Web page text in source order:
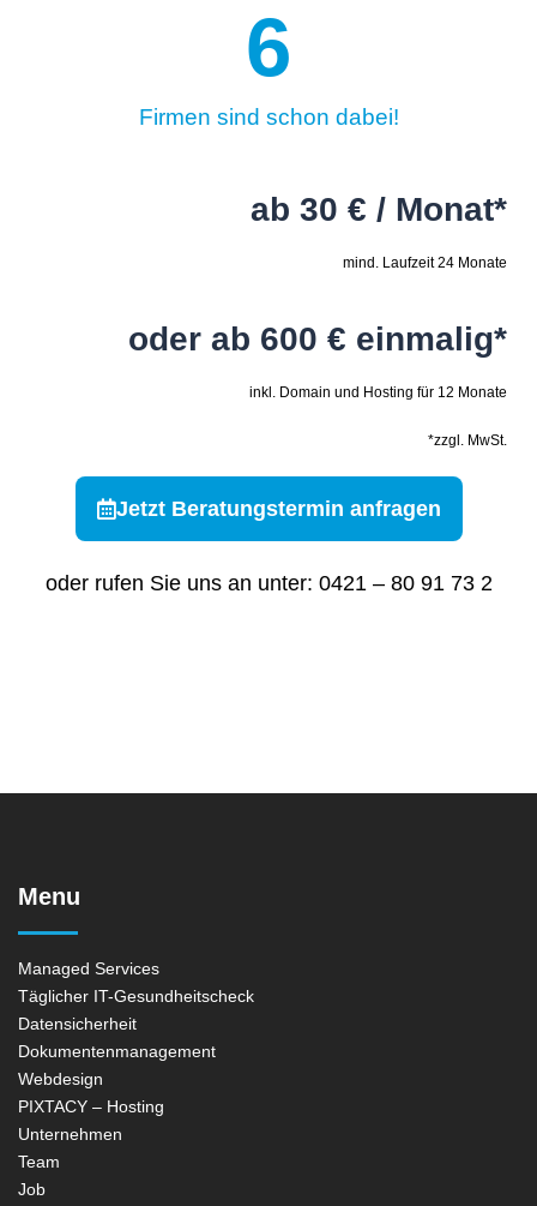
Firmen sind schon dabei!
6
ab 30 € / Monat*
mind. Laufzeit 24 Monate
oder ab 600 € einmalig*
inkl. Domain und Hosting für 12 Monate
*zzgl. MwSt.
Jetzt Beratungstermin anfragen
oder rufen Sie uns an unter: 0421 – 80 91 73 2
Menu
Managed Services
Täglicher IT-Gesundheitscheck
Datensicherheit
Dokumentenmanagement
Webdesign
PIXTACY – Hosting
Unternehmen
Team
Job